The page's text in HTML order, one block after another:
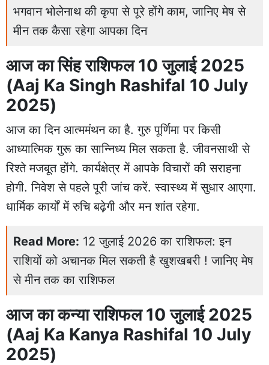
भगवान भोलेनाथ की कृपा से पूरे होंगे काम, जानिए मेष से
मीन तक कैसा रहेगा आपका दिन
आज का सिंह राशिफल 10 जुलाई 2025
(Aaj Ka Singh Rashifal 10 July
2025)
आज का दिन आत्ममंथन का है. गुरु पूर्णिमा पर किसी
आध्यात्मिक गुरू का सान्निध्य मिल सकता है. जीवनसाथी से
रिश्ते मजबूत होंगे. कार्यक्षेत्र में आपके विचारों की सराहना
होगी. निवेश से पहले पूरी जांच करें. स्वास्थ्य में सुधार आएगा.
धार्मिक कार्यों में रुचि बढ़ेगी और मन शांत रहेगा.
Read More: 12 जुलाई 2026 का राशिफल: इन
राशियों को अचानक मिल सकती है खुशखबरी ! जानिए मेष
से मीन तक का राशिफल
आज का कन्या राशिफल 10 जुलाई 2025
(Aaj Ka Kanya Rashifal 10 July
2025)